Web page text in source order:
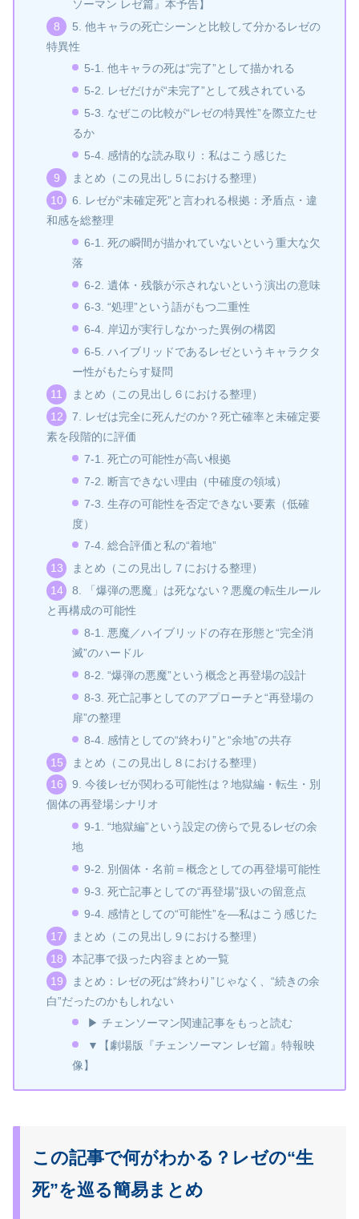
ソーマン レゼ篇』本予告】
5. 他キャラの死亡シーンと比較して分かるレゼの
特異性
5‑1. 他キャラの死は“完了”として描かれる
5‑2. レゼだけが“未完了”として残されている
5‑3. なぜこの比較が“レゼの特異性”を際立たせ
るか
5‑4. 感情的な読み取り：私はこう感じた
まとめ（この見出し５における整理）
6. レゼが“未確定死”と言われる根拠：矛盾点・違
和感を総整理
6‑1. 死の瞬間が描かれていないという重大な欠
落
6‑2. 遺体・残骸が示されないという演出の意味
6‑3. “処理”という語がもつ二重性
6‑4. 岸辺が実行しなかった異例の構図
6‑5. ハイブリッドであるレゼというキャラクタ
ー性がもたらす疑問
まとめ（この見出し６における整理）
7. レゼは完全に死んだのか？死亡確率と未確定要
素を段階的に評価
7‑1. 死亡の可能性が高い根拠
7‑2. 断言できない理由（中確度の領域）
7‑3. 生存の可能性を否定できない要素（低確
度）
7‑4. 総合評価と私の“着地”
まとめ（この見出し７における整理）
8. 「爆弾の悪魔」は死なない？悪魔の転生ルール
と再構成の可能性
8‑1. 悪魔／ハイブリッドの存在形態と“完全消
滅”のハードル
8‑2. “爆弾の悪魔”という概念と再登場の設計
8‑3. 死亡記事としてのアプローチと“再登場の
扉”の整理
8‑4. 感情としての“終わり”と“余地”の共存
まとめ（この見出し８における整理）
9. 今後レゼが関わる可能性は？地獄編・転生・別
個体の再登場シナリオ
9‑1. “地獄編”という設定の傍らで見るレゼの余
地
9‑2. 別個体・名前＝概念としての再登場可能性
9‑3. 死亡記事としての“再登場”扱いの留意点
9‑4. 感情としての“可能性”を—私はこう感じた
まとめ（この見出し９における整理）
本記事で扱った内容まとめ一覧
まとめ：レゼの死は“終わり”じゃなく、“続きの余
白”だったのかもしれない
▶ チェンソーマン関連記事をもっと読む
▼【劇場版『チェンソーマン レゼ篇』特報映
像】
この記事で何がわかる？レゼの“生
死”を巡る簡易まとめ